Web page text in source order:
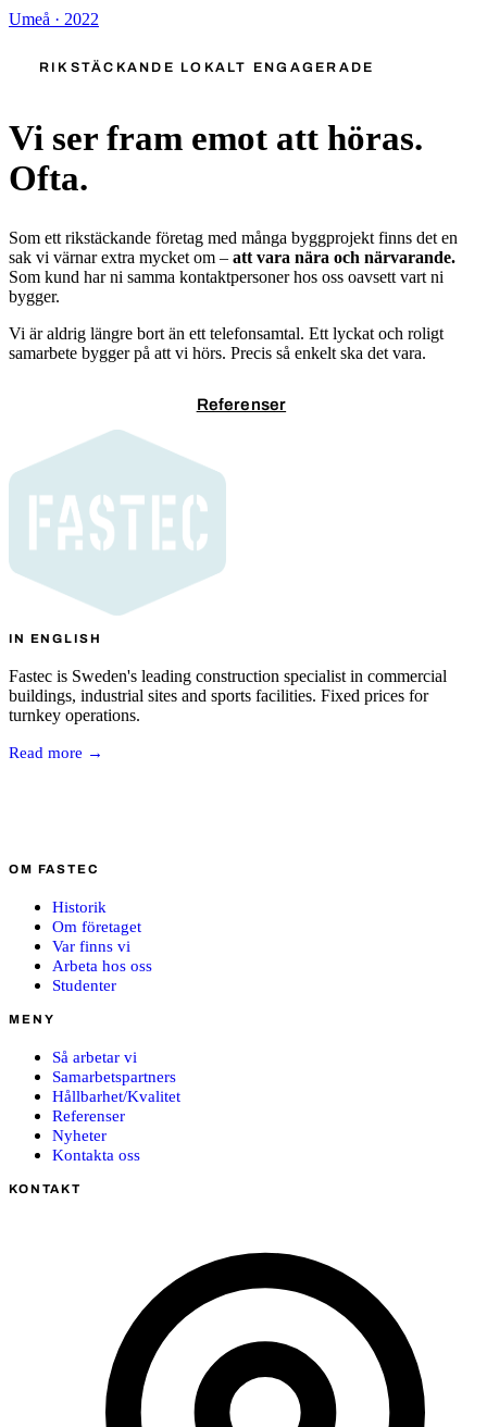
Umeå · 2022
RIKSTÄCKANDE LOKALT ENGAGERADE
Vi ser fram emot att höras.
Ofta.
Som ett rikstäckande företag med många byggprojekt finns det en
sak vi värnar extra mycket om – att vara nära och närvarande.
Som kund har ni samma kontaktpersoner hos oss oavsett vart ni
bygger.
Vi är aldrig längre bort än ett telefonsamtal. Ett lyckat och roligt
samarbete bygger på att vi hörs. Precis så enkelt ska det vara.
Referenser
IN ENGLISH
Fastec is Sweden's leading construction specialist in commercial
buildings, industrial sites and sports facilities. Fixed prices for
turnkey operations.
Read more →
OM FASTEC
Historik
Om företaget
Var finns vi
Arbeta hos oss
Studenter
MENY
Så arbetar vi
Samarbetspartners
Hållbarhet/Kvalitet
Referenser
Nyheter
Kontakta oss
KONTAKT